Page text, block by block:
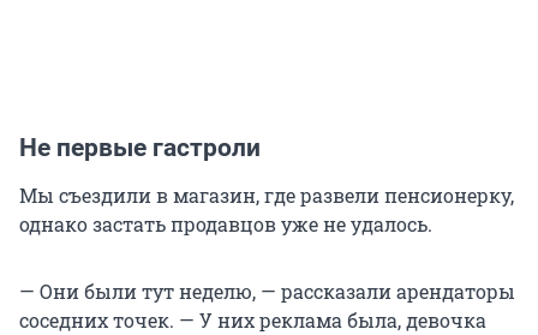
Не первые гастроли
Мы съездили в магазин, где развели пенсионерку,
однако застать продавцов уже не удалось.
— Они были тут неделю, — рассказали арендаторы
соседних точек. — У них реклама была, девочка